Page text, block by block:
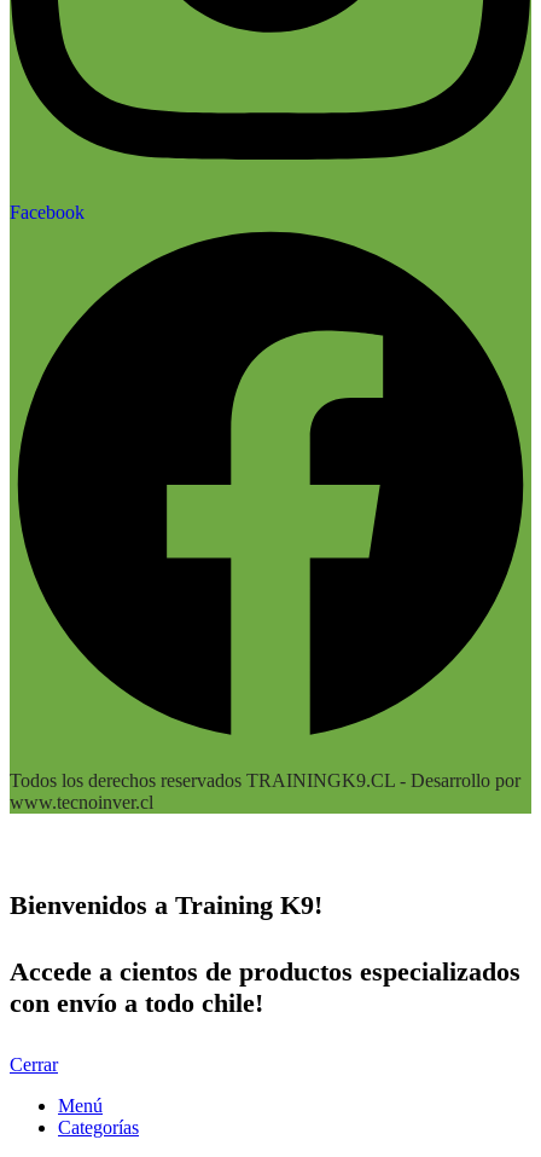
Facebook
Todos los derechos reservados TRAININGK9.CL - Desarrollo por
www.tecnoinver.cl
Bienvenidos a Training K9!
Accede a cientos de productos especializados
con envío a todo chile!
Cerrar
Menú
Categorías